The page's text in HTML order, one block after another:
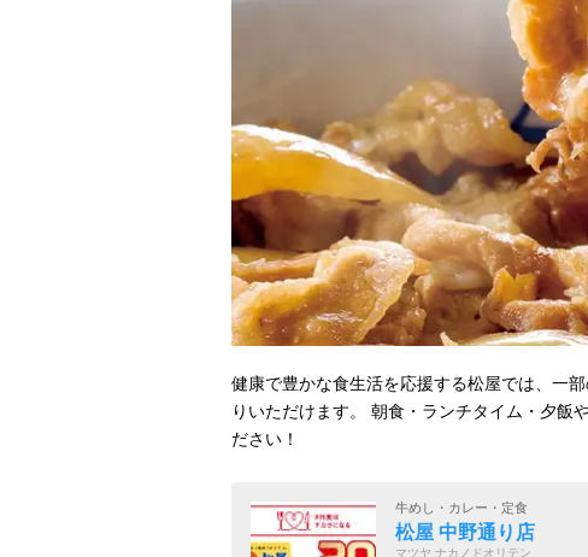
健康で豊かな食生活を応援する松屋では、一
りいただけます。 朝食・ランチタイム・夕飯
ださい！
牛めし・カレー・定食
松屋 中野通り店
マツヤ ナカノドオリテン